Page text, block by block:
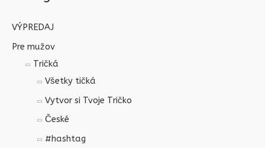
VÝPREDAJ
Pre mužov
Tričká
Všetky tičká
Vytvor si Tvoje Tričko
České
#hashtag